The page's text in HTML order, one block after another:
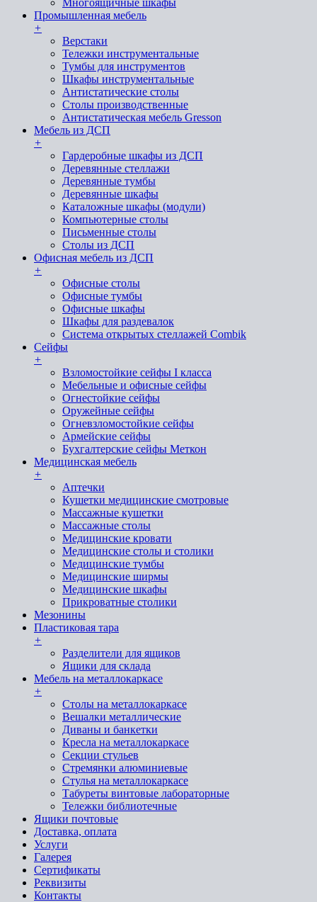
Многоящичные шкафы
Промышленная мебель
+
Верстаки
Тележки инструментальные
Тумбы для инструментов
Шкафы инструментальные
Антистатические столы
Столы производственные
Антистатическая мебель Gresson
Мебель из ДСП
+
Гардеробные шкафы из ДСП
Деревянные стеллажи
Деревянные тумбы
Деревянные шкафы
Каталожные шкафы (модули)
Компьютерные столы
Письменные столы
Столы из ДСП
Офисная мебель из ДСП
+
Офисные столы
Офисные тумбы
Офисные шкафы
Шкафы для раздевалок
Система открытых стеллажей Combik
Сейфы
+
Взломостойкие сейфы I класса
Мебельные и офисные сейфы
Огнестойкие сейфы
Оружейные сейфы
Огневзломостойкие сейфы
Армейские сейфы
Бухгалтерские сейфы Меткон
Медицинская мебель
+
Аптечки
Кушетки медицинские смотровые
Массажные кушетки
Массажные столы
Медицинские кровати
Медицинские столы и столики
Медицинские тумбы
Медицинские ширмы
Медицинские шкафы
Прикроватные столики
Мезонины
Пластиковая тара
+
Разделители для ящиков
Ящики для склада
Мебель на металлокаркасе
+
Cтолы на металлокаркасе
Вешалки металлические
Диваны и банкетки
Кресла на металлокаркасе
Секции стульев
Стремянки алюминиевые
Стулья на металлокаркасе
Табуреты винтовые лабораторные
Тележки библиотечные
Ящики почтовые
Доставка, оплата
Услуги
Галерея
Сертификаты
Реквизиты
Контакты